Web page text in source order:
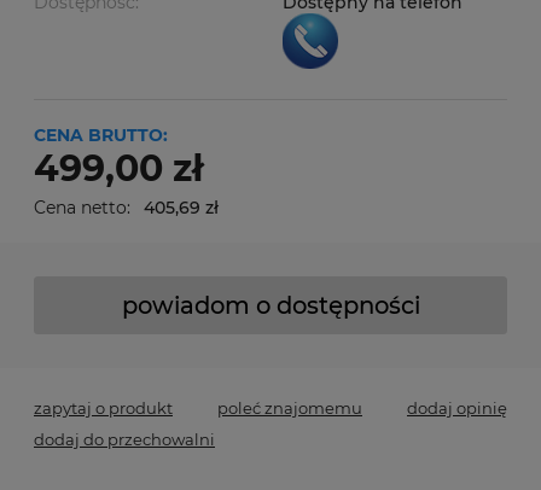
CENA BRUTTO:
499,00 zł
Cena netto: 405,69 zł
powiadom o dostępności
zapytaj o produkt poleć znajomemu
dodaj opinię
dodaj do przechowalni